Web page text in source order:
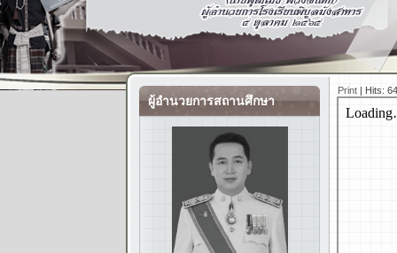
ผู้อำนวยการสถานศึกษา
Print | Hits: